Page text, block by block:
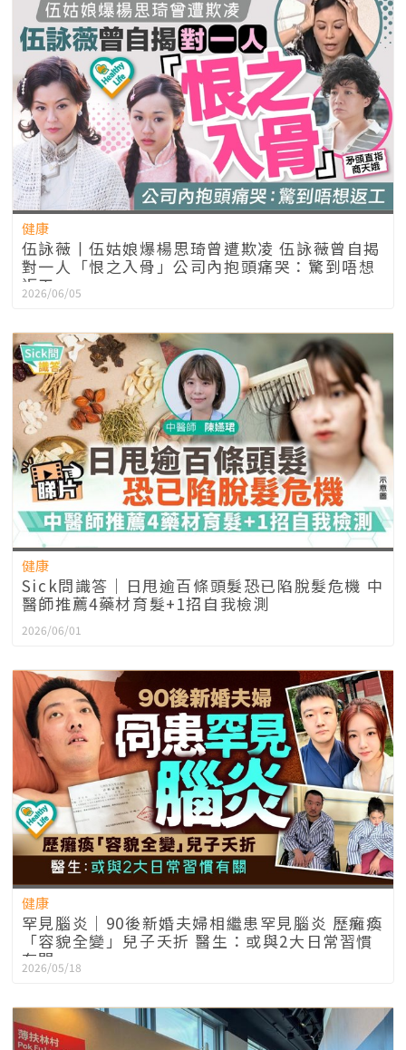
健康
伍詠薇丨伍姑娘爆楊思琦曾遭欺凌 伍詠薇曾自揭
對一人「恨之入骨」公司內抱頭痛哭：驚到唔想
返工
2026/06/05
健康
Sick問識答｜日甩逾百條頭髮恐已陷脫髮危機 中
醫師推薦4藥材育髮+1招自我檢測
2026/06/01
健康
罕見腦炎｜90後新婚夫婦相繼患罕見腦炎 歷癱瘓
「容貌全變」兒子夭折 醫生：或與2大日常習慣
有關
2026/05/18